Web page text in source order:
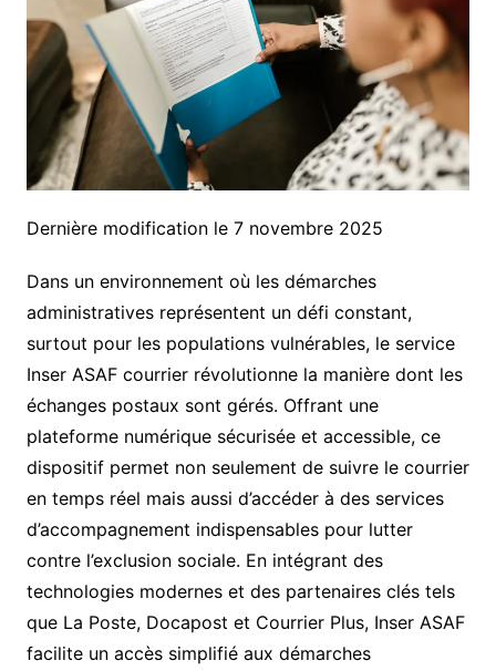
Dernière modification le 7 novembre 2025
Dans un environnement où les démarches
administratives représentent un défi constant,
surtout pour les populations vulnérables, le service
Inser ASAF courrier révolutionne la manière dont les
échanges postaux sont gérés. Offrant une
plateforme numérique sécurisée et accessible, ce
dispositif permet non seulement de suivre le courrier
en temps réel mais aussi d’accéder à des services
d’accompagnement indispensables pour lutter
contre l’exclusion sociale. En intégrant des
technologies modernes et des partenaires clés tels
que La Poste, Docapost et Courrier Plus, Inser ASAF
facilite un accès simplifié aux démarches